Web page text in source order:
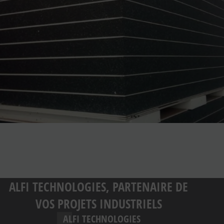
ALFI TECHNOLOGIES, PARTENAIRE DE
VOS PROJETS INDUSTRIELS
ALFI TECHNOLOGIES